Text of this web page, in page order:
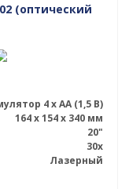
(оптический
4 х АА (1,5 В)
164 x 154 x 340 мм
20"
30x
Лазерный